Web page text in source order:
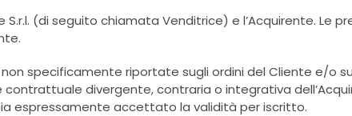
(di seguito chiamata Venditrice) e l’Acquirente. Le
specificamente riportate sugli ordini del Cliente e/o
contrattuale divergente, contraria o integrativa
espressamente accettato la validità per iscritto.